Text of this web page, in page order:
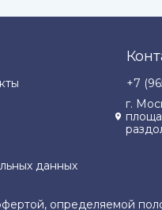
данных
+7
г.
определяемой